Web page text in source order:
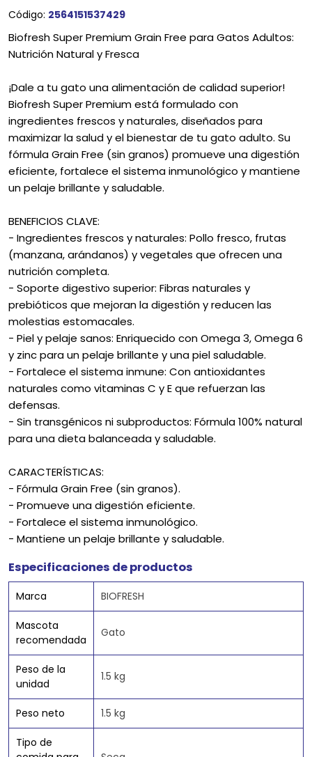
Código: 2564151537429
Biofresh Super Premium Grain Free para Gatos Adultos:
Nutrición Natural y Fresca
¡Dale a tu gato una alimentación de calidad superior!
Biofresh Super Premium está formulado con
ingredientes frescos y naturales, diseñados para
maximizar la salud y el bienestar de tu gato adulto. Su
fórmula Grain Free (sin granos) promueve una digestión
eficiente, fortalece el sistema inmunológico y mantiene
un pelaje brillante y saludable.
BENEFICIOS CLAVE:
- Ingredientes frescos y naturales: Pollo fresco, frutas
(manzana, arándanos) y vegetales que ofrecen una
nutrición completa.
- Soporte digestivo superior: Fibras naturales y
prebióticos que mejoran la digestión y reducen las
molestias estomacales.
- Piel y pelaje sanos: Enriquecido con Omega 3, Omega 6
y zinc para un pelaje brillante y una piel saludable.
- Fortalece el sistema inmune: Con antioxidantes
naturales como vitaminas C y E que refuerzan las
defensas.
- Sin transgénicos ni subproductos: Fórmula 100% natural
para una dieta balanceada y saludable.
CARACTERÍSTICAS:
- Fórmula Grain Free (sin granos).
- Promueve una digestión eficiente.
- Fortalece el sistema inmunológico.
- Mantiene un pelaje brillante y saludable.
Especificaciones de productos
Marca BIOFRESH
Mascota
recomendada
Gato
Peso de la
unidad
1.5 kg
Peso neto 1.5 kg
Tipo de